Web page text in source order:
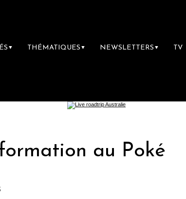
▼ THÉMATIQUES ▼ NEWSLETTERS ▼ TV
au Poké